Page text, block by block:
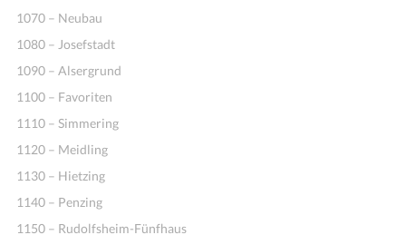
1070 – Neubau
1080 – Josefstadt
1090 – Alsergrund
1100 – Favoriten
1110 – Simmering
1120 – Meidling
1130 – Hietzing
1140 – Penzing
1150 – Rudolfsheim-Fünfhaus